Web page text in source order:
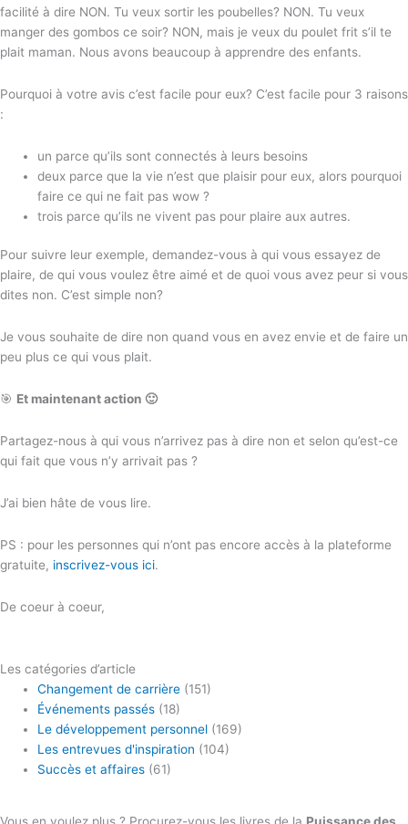
facilité à dire NON. Tu veux sortir les poubelles? NON. Tu veux
manger des gombos ce soir? NON, mais je veux du poulet frit s’il te
plait maman. Nous avons beaucoup à apprendre des enfants.
Pourquoi à votre avis c’est facile pour eux? C’est facile pour 3 raisons
:
un parce qu’ils sont connectés à leurs besoins
deux parce que la vie n’est que plaisir pour eux, alors pourquoi
faire ce qui ne fait pas wow ?
trois parce qu’ils ne vivent pas pour plaire aux autres.
Pour suivre leur exemple, demandez-vous à qui vous essayez de
plaire, de qui vous voulez être aimé et de quoi vous avez peur si vous
dites non. C’est simple non?
Je vous souhaite de dire non quand vous en avez envie et de faire un
peu plus ce qui vous plait.
🎯 Et maintenant action 🙂
Partagez-nous à qui vous n’arrivez pas à dire non et selon qu’est-ce
qui fait que vous n’y arrivait pas ?
J’ai bien hâte de vous lire.
PS : pour les personnes qui n’ont pas encore accès à la plateforme
gratuite, inscrivez-vous ici.
De coeur à coeur,
Les catégories d’article
Changement de carrière (151)
Événements passés (18)
Le développement personnel (169)
Les entrevues d'inspiration (104)
Succès et affaires (61)